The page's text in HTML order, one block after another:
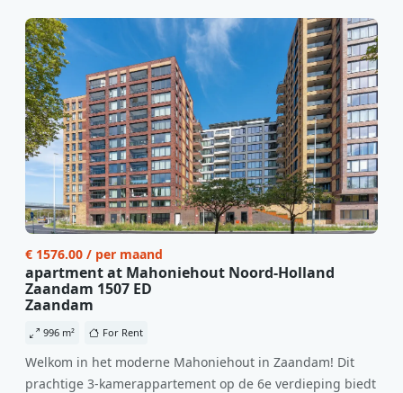
€ 1576.00 / per maand
apartment at Mahoniehout Noord-Holland
Zaandam 1507 ED
Zaandam
996 m² For Rent
Welkom in het moderne Mahoniehout in Zaandam! Dit
prachtige 3-kamerappartement op de 6e verdieping biedt